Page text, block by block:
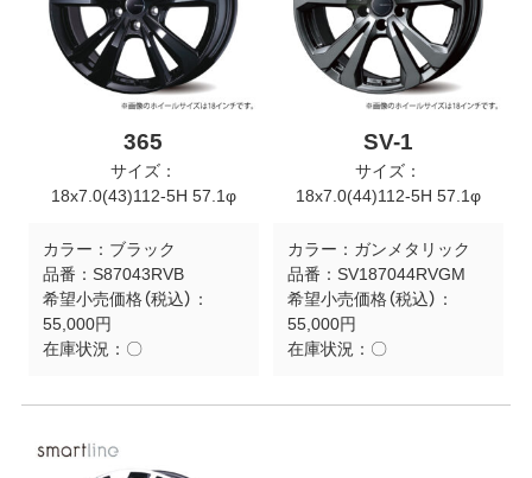
365
サイズ：
18x7.0(43)112-5H 57.1φ
カラー： ブラック
品番： S87043RVB
希望小売価格（税込）：
55,000円
在庫状況： 〇
SV-1
サイズ：
18x7.0(44)112-5H 57.1φ
カラー： ガンメタリック
品番： SV187044RVGM
希望小売価格（税込）：
55,000円
在庫状況： 〇